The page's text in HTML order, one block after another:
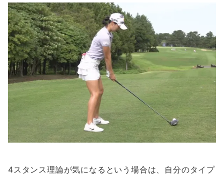
4スタンス理論が気になるという場合は、自分のタイプ